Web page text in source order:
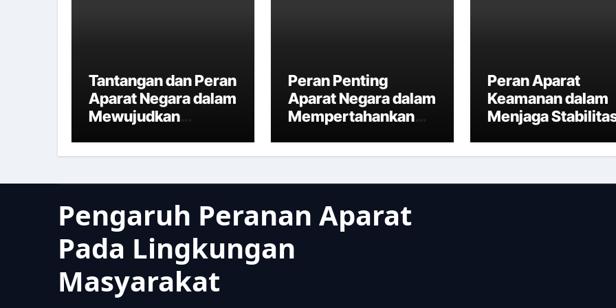
Tantangan dan Peran
Aparat Negara dalam
Mewujudkan
Rakyat
Peran Penting
Aparat Negara dalam
Mempertahankan
Indonesia
Peran Aparat
Keamanan dalam
Menjaga
Pengaruh Peranan Aparat
Pada Lingkungan
Masyarakat